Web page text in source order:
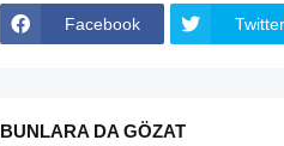
Facebook Twitter
BUNLARA DA GÖZAT